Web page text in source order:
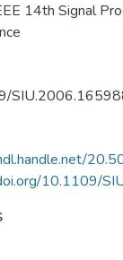
14th Signal
10.1109/